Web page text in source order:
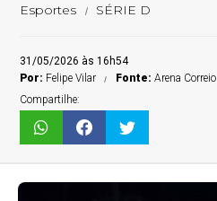
Esportes SÉRIE D
31/05/2026 às 16h54
Por: Felipe Vilar Fonte:Arena Correio
Compartilhe: